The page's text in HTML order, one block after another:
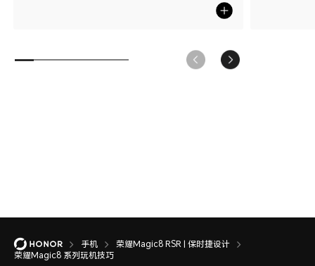
手机
荣耀Magic8 RSR | 保时捷设计
荣耀Magic8 系列玩机技巧